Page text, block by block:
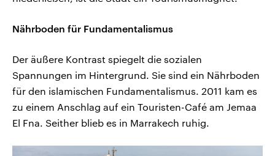
Nährboden für Fundamentalismus
Der äußere Kontrast spiegelt die sozialen
Spannungen im Hintergrund. Sie sind ein Nährboden
für den islamischen Fundamentalismus. 2011 kam es
zu einem Anschlag auf ein Touristen-Café am Jemaa
El Fna. Seither blieb es in Marrakech ruhig.